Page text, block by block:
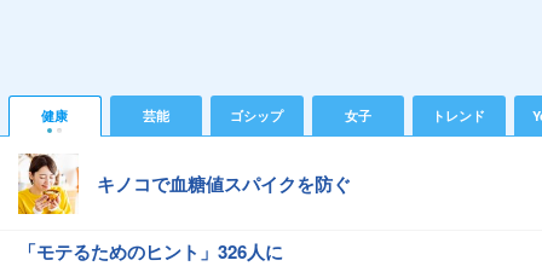
健康 芸能 ゴシップ 女子 トレンド
キノコで血糖値スパイクを防ぐ
「モテるためのヒント」326人に